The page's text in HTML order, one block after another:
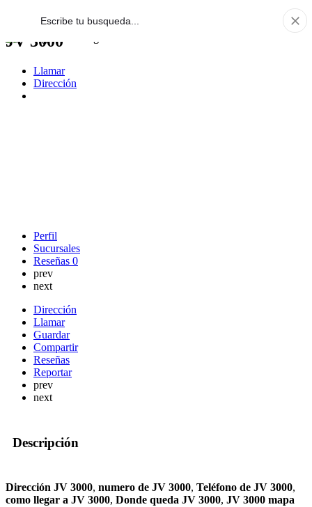
JV 3000
Llamar
Dirección
Perfil
Sucursales
Reseñas 0
prev
next
Dirección
Llamar
Guardar
Compartir
Reseñas
Reportar
prev
next
Descripción
Dirección JV 3000, numero de JV 3000, Teléfono de JV 3000,
como llegar a JV 3000, Donde queda JV 3000, JV 3000 mapa